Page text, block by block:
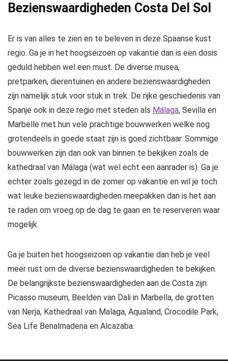
Bezienswaardigheden Costa Del Sol
Er is van alles te zien en te beleven in deze Spaanse kust
regio. Ga je in het hoogseizoen op vakantie dan is een dosis
geduld hebben wel een must. De diverse musea,
pretparken, dierentuinen en andere bezienswaardigheden
zijn namelijk stuk voor stuk in trek. De rijke geschiedenis van
Spanje ook in deze regio met steden als Málaga, Sevilla en
Marbelle met hun vele prachtige bouwwerken welke nog
grotendeels in goede staat zijn is goed zichtbaar. Sommige
bouwwerken zijn dan ook van binnen te bekijken zoals de
kathedraal van Málaga (wat wel echt een aanrader is). Ga je
echter zoals gezegd in de zomer op vakantie en wil je toch
wat leuke bezienswaardigheden meepakken dan is het aan
te raden om vroeg op de dag te gaan en te reserveren waar
mogelijk.
Ga je buiten het hoogseizoen op vakantie dan heb je veel
meer rust om de diverse bezienswaardigheden te bekijken.
De belangrijkste bezienswaardigheden aan de Costa zijn:
Picasso museum, Beelden van Dali in Marbella, de grotten
van Nerja, Kathedraal van Malaga, Aqualand, Crocodile Park,
Sea Life Benalmadena en Alcazaba.